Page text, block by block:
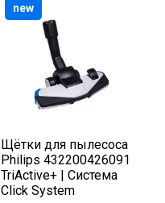
Щётки для пылесоса
Philips 432200426091
TriActive+ | Система
Click System
new